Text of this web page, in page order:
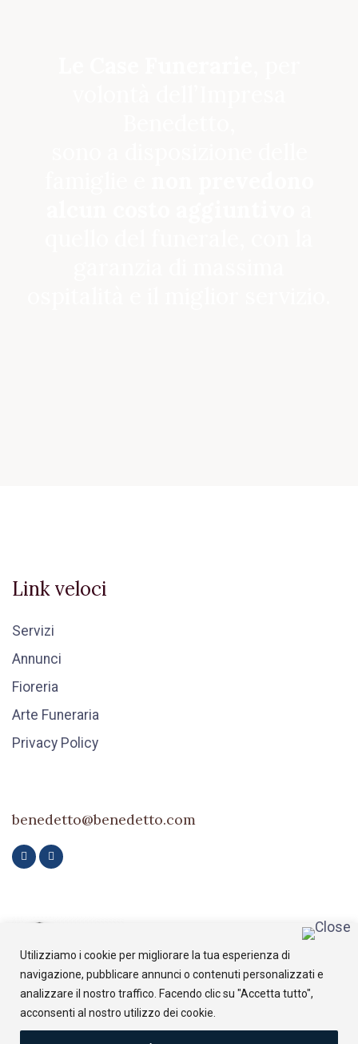
Utilizziamo i cookie per migliorare la tua esperienza di
navigazione, pubblicare annunci o contenuti personalizzati e
analizzare il nostro traffico. Facendo clic su "Accetta tutto",
acconsenti al nostro utilizzo dei cookie.
Link veloci
Servizi
Annunci
Fioreria
Arte Funeraria
Privacy Policy
benedetto@benedetto.com